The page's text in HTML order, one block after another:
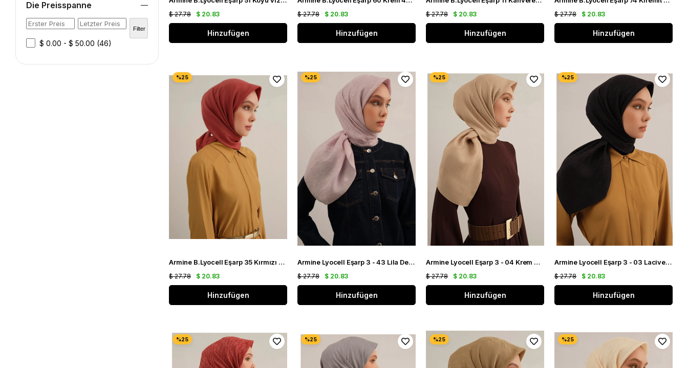
Die Preisspanne
Filter
$ 0.00 - $ 50.00 (46)
$ 20.83
$ 27.78
Hinzufügen
$ 20.83
$ 27.78
Hinzufügen
$ 20.83
$ 27.78
Hinzufügen
$ 20.83
$ 27.78
Hinzufügen
Armine B.Lyocell Eşarp 35 Kırmızı 47366
$ 20.83
$ 27.78
Hinzufügen
Armine Lyocell Eşarp 3 - 43 Lila Desenli 47359
$ 20.83
$ 27.78
Hinzufügen
Armine Lyocell Eşarp 3 - 04 Krem Desenli 47358
$ 20.83
$ 27.78
Hinzufügen
Armine Lyocell Eşarp 3 - 03 Lacivert Desenli 47357
$ 20.83
$ 27.78
Hinzufügen